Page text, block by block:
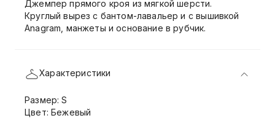
Джемпер прямого кроя из мягкой шерсти.
Круглый вырез с бантом-лавальер и с вышивкой
Anagram, манжеты и основание в рубчик.
Характеристики
Размер: S
Цвет: Бежевый